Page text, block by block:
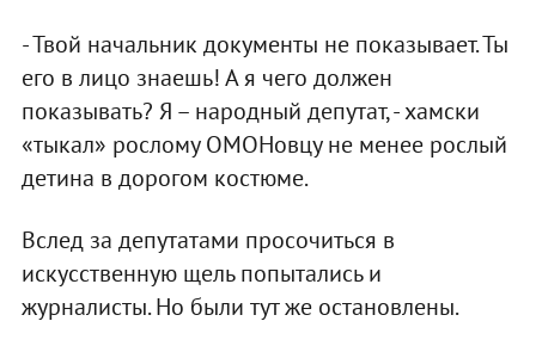
- Твой начальник документы не показывает. Ты
его в лицо знаешь! А я чего должен
показывать? Я – народный депутат, - хамски
«тыкал» рослому ОМОНовцу не менее рослый
детина в дорогом костюме.
Вслед за депутатами просочиться в
искусственную щель попытались и
журналисты. Но были тут же остановлены.